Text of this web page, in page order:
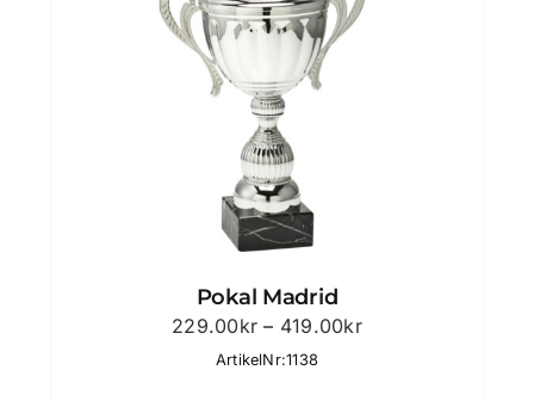
Pokal Madrid
229.00kr – 419.00krPrisintervall:
ArtikelNr:1138